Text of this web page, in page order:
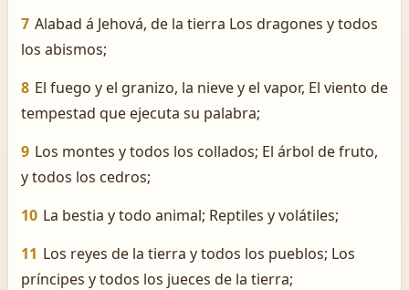
7 Alabad á Jehová, de la tierra Los dragones y todos
los abismos;
8 El fuego y el granizo, la nieve y el vapor, El viento de
tempestad que ejecuta su palabra;
9 Los montes y todos los collados; El árbol de fruto,
y todos los cedros;
10 La bestia y todo animal; Reptiles y volátiles;
11 Los reyes de la tierra y todos los pueblos; Los
príncipes y todos los jueces de la tierra;